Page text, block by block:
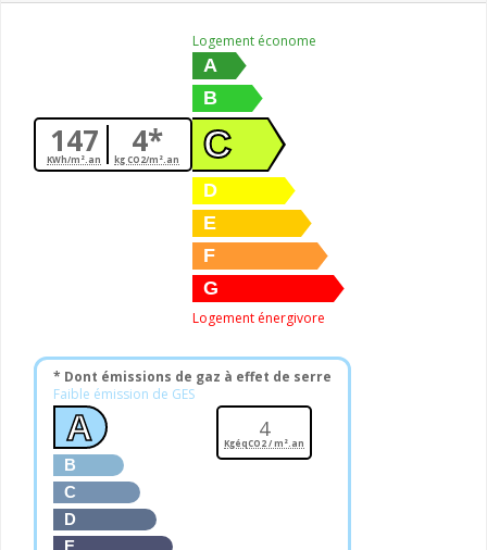
147
KWh/m².an 4*
kg CO2/m².an
Logement économe
A
B
C
D
E
F
G
Logement énergivore
* Dont émissions de gaz à effet de serre
Faible émission de GES
A
B
C
D
E
4
KgéqCO2 / m².an